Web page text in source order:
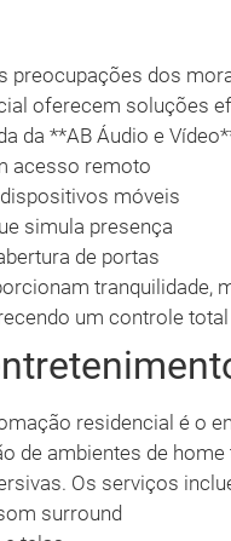
preocupações dos
oferecem soluções
da **AB Áudio e
acesso remoto
móveis
simula presença
de portas
tranquilidade,
um controle
residencial é o
de ambientes de
Os serviços
surround